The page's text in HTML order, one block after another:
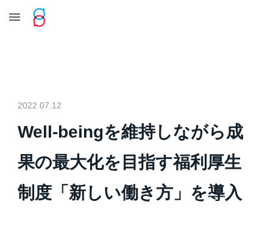
Skip to main content
2022.07.12
Well-beingを維持しながら成
果の最大化を目指す福利厚生
制度「新しい働き方」を導入